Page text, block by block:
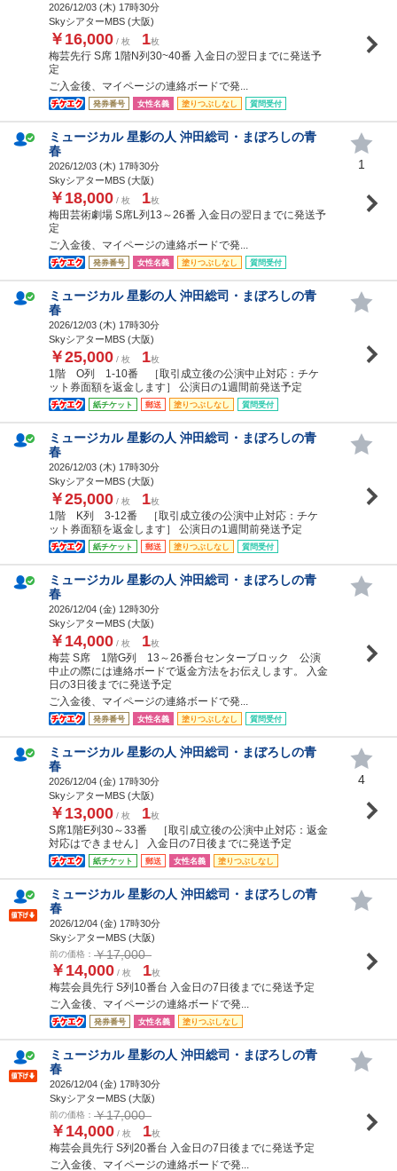
2026/12/03 (木) 17時30分
SkyシアターMBS (大阪)
￥16,000 / 枚 1枚
梅芸先行 S席 1階N列30~40番 入金日の翌日までに発送予
定
ご入金後、マイページの連絡ボードで発...
発券番号 女性名義 塗りつぶしなし 質問受付
ミュージカル 星影の人 沖田総司・まぼろしの青
春
2026/12/03 (木) 17時30分
SkyシアターMBS (大阪)
￥18,000 / 枚 1枚
梅田芸術劇場 S席L列13～26番 入金日の翌日までに発送予
定
ご入金後、マイページの連絡ボードで発...
発券番号 女性名義 塗りつぶしなし 質問受付
1
ミュージカル 星影の人 沖田総司・まぼろしの青
春
2026/12/03 (木) 17時30分
SkyシアターMBS (大阪)
￥25,000 / 枚 1枚
1階 O列 1-10番 ［取引成立後の公演中止対応：チケ
ット券面額を返金します］ 公演日の1週間前発送予定
紙チケット 郵送 塗りつぶしなし 質問受付
ミュージカル 星影の人 沖田総司・まぼろしの青
春
2026/12/03 (木) 17時30分
SkyシアターMBS (大阪)
￥25,000 / 枚 1枚
1階 K列 3-12番 ［取引成立後の公演中止対応：チケ
ット券面額を返金します］ 公演日の1週間前発送予定
紙チケット 郵送 塗りつぶしなし 質問受付
ミュージカル 星影の人 沖田総司・まぼろしの青
春
2026/12/04 (金) 12時30分
SkyシアターMBS (大阪)
￥14,000 / 枚 1枚
梅芸 S席 1階G列 13～26番台センターブロック 公演
中止の際には連絡ボードで返金方法をお伝えします。 入金
日の3日後までに発送予定
ご入金後、マイページの連絡ボードで発...
発券番号 女性名義 塗りつぶしなし 質問受付
ミュージカル 星影の人 沖田総司・まぼろしの青
春
2026/12/04 (金) 17時30分
SkyシアターMBS (大阪)
￥13,000 / 枚 1枚
S席1階E列30～33番 ［取引成立後の公演中止対応：返金
対応はできません］ 入金日の7日後までに発送予定
紙チケット 郵送 女性名義 塗りつぶしなし
4
ミュージカル 星影の人 沖田総司・まぼろしの青
春
2026/12/04 (金) 17時30分
SkyシアターMBS (大阪)
前の価格： ￥17,000
￥14,000 / 枚 1枚
梅芸会員先行 S列10番台 入金日の7日後までに発送予定
ご入金後、マイページの連絡ボードで発...
発券番号 女性名義 塗りつぶしなし
ミュージカル 星影の人 沖田総司・まぼろしの青
春
2026/12/04 (金) 17時30分
SkyシアターMBS (大阪)
前の価格： ￥17,000
￥14,000 / 枚 1枚
梅芸会員先行 S列20番台 入金日の7日後までに発送予定
ご入金後、マイページの連絡ボードで発...